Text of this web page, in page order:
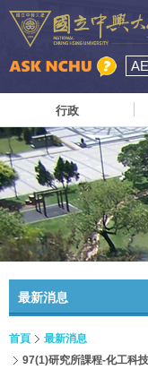
行政
最新消息
首頁
最新消息
97(1)研究所課程-化工科